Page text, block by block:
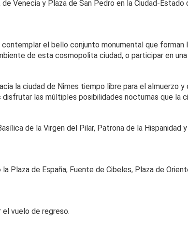
Venecia y Plaza de San Pedro en la Ciudad-
contemplar el bello conjunto monumental que
de esta cosmopolita ciudad, o participar en
la ciudad de Nimes tiempo libre para el almuerzo
las múltiples posibilidades nocturnas que la
de la Virgen del Pilar, Patrona de la
Plaza de España, Fuente de Cibeles, Plaza de
vuelo de regreso.